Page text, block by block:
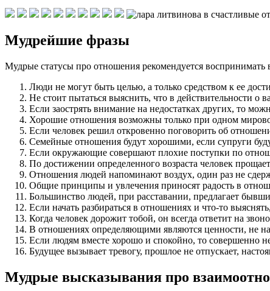
Мудрейшие фразы
Мудрые статусы про отношения рекомендуется воспринимать
Люди не могут быть целью, а только средством к ее
Не стоит пытаться выяснить, что в действительности
Если заострять внимание на недостатках других, то
Хорошие отношения возможны только при одном
Если человек решил откровенно поговорить об
Семейные отношения будут хорошими, если супруги
Если окружающие совершают плохие поступки по
По достижении определенного возраста человек
Отношения людей напоминают воздух, один раз не
Общие принципы и увлечения приносят радость в
Большинство людей, при расставании, предлагает
Если начать разбираться в отношениях и что-то
Когда человек дорожит тобой, он всегда ответит на
В отношениях определяющими являются ценности, не
Если людям вместе хорошо и спокойно, то совершенно
Будущее вызывает тревогу, прошлое не отпускает,
Мудрые высказывания про